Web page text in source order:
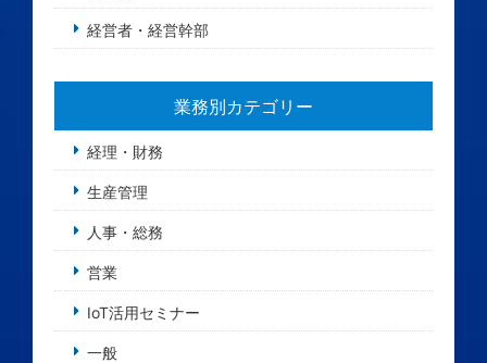
経営者・経営幹部
業務別カテゴリー
経理・財務
生産管理
人事・総務
営業
IoT活用セミナー
一般